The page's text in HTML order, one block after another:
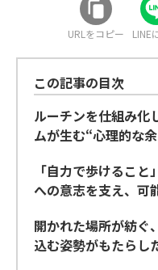
URLをコピー LINE
この記事の目次
ルーチンを仕組み化
ムが生む“心理的な
「自力で歩けるこ
への意志を支え、可
開かれた場所が紡ぐ
込む姿勢がもたらし